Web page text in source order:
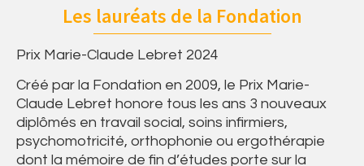
Les lauréats de la Fondation
Prix Marie-Claude Lebret 2024
Créé par la Fondation en 2009, le Prix Marie-
Claude Lebret honore tous les ans 3 nouveaux
diplômés en travail social, soins infirmiers,
psychomotricité, orthophonie ou ergothérapie
dont la mémoire de fin d’études porte sur la